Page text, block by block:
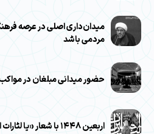
میدان‌داری اصلی در عرصه
مردمی باشد
حضور میدانی مبلغان در
اربعین ۱۴۴۸ با شعار «یا لثارات الحسین» برگزار شد